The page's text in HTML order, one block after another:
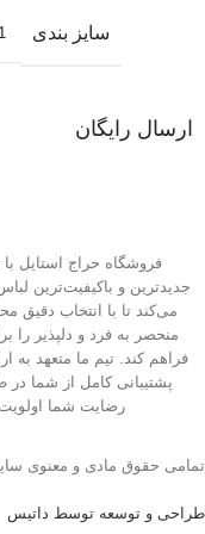
سایز بندی
ارسال رایگان
فروشگاه حراج استایل با
جدیدترین و باکیفیت‌ترین
می‌کند تا با انتخاب دقیق
منحصر به فرد و دلپذیر را
فراهم کند. تیم ما متعهد به
پشتیبانی کامل از شما
رضایت شما
تمامی حقوق مادی و معنوی
طراحی و توسعه توسط داتیس